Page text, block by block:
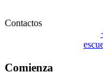
Contactos
Comienza